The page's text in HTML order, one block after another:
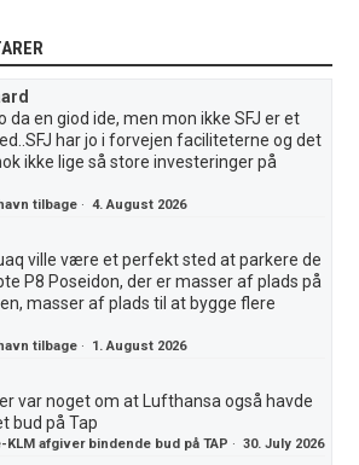
da en giod ide, men mon ikke SFJ er et
har jo i forvejen faciliteterne og det
ikke lige så store investeringer på
tilbage ·4. August 2026
ville være et perfekt sted at parkere de
P8 Poseidon, der er masser af plads på
masser af plads til at bygge flere
tilbage · 1. August 2026
var noget om at Lufthansa også havde
bud på Tap
KLM afgiver bindende bud på TAP ·30. July 2026